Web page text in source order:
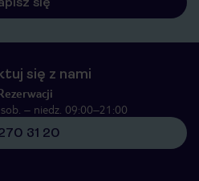
się z nami
– niedz. 09:00–21:00
31 20